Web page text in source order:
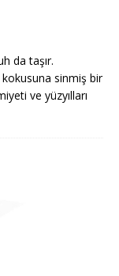
da taşır.
sinmiş bir
ve yüzyılları